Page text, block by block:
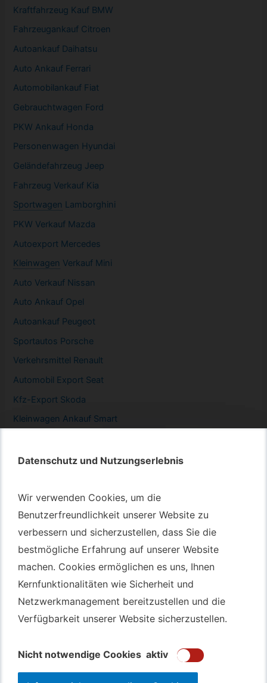
Datenschutz und Nutzungserlebnis
Wir verwenden Cookies, um die
Benutzerfreundlichkeit unserer Website zu
verbessern und sicherzustellen, dass Sie die
bestmögliche Erfahrung auf unserer Website
machen. Cookies ermöglichen es uns, Ihnen
Kernfunktionalitäten wie Sicherheit und
Netzwerkmanagement bereitzustellen und die
Verfügbarkeit unserer Website sicherzustellen.
Nicht notwendige Cookies aktiv
Datenschutz und Nutzungserlebnis
Wir verwenden Cookies, um die
Benutzerfreundlichkeit unserer Website zu
verbessern und sicherzustellen, dass Sie die
bestmögliche Erfahrung auf unserer Website
machen. Cookies ermöglichen es uns, Ihnen
Kernfunktionalitäten wie Sicherheit und
Netzwerkmanagement bereitzustellen und die
Verfügbarkeit unserer Website sicherzustellen.
Nicht notwendige Cookies aktiv
Kraftfahrzeug Kauf BMW
Fahrzeugankauf Citroen
Autoankauf Daihatsu
Auto Ankauf Ferrari
Automobilankauf Fiat
Gebrauchtwagen Ford
PKW Ankauf Honda
Personenwagen Hyundai
Geländefahrzeug Jeep
Fahrzeug Verkauf Kia
Sportwagen Lamborghini
PKW Verkauf Mazda
Autoexport Mercedes
Kleinwagen Verkauf Mini
Auto Verkauf Nissan
Auto Ankauf Opel
Autoankauf Peugeot
Sportautos Porsche
Verkehrsmittel Renault
Automobil Export Seat
Kfz-Export Skoda
Kleinwagen Ankauf Smart
Autotransport Bochum
Autotransport Düsseldorf
Autotransport Essen
Autoexport Gelsenkirchen
Autoexport Herne
GebrauchtwagenAnkauf Bochum